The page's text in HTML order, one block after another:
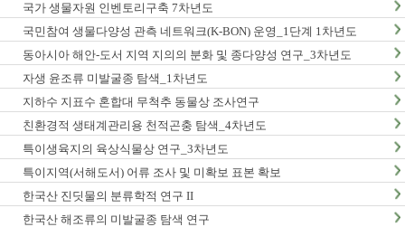
국가 생물자원 인벤토리구축 7차년도
국민참여 생물다양성 관측 네트워크(K-BON) 운영_1단계 1차년도
동아시아 해안-도서 지역 지의의 분화 및 종다양성 연구_3차년도
자생 윤조류 미발굴종 탐색_1차년도
지하수 지표수 혼합대 무척추 동물상 조사연구
친환경적 생태계관리용 천적곤충 탐색_4차년도
특이생육지의 육상식물상 연구_3차년도
특이지역(서해도서) 어류 조사 및 미확보 표본 확보
한국산 진딧물의 분류학적 연구 II
한국산 해조류의 미발굴종 탐색 연구